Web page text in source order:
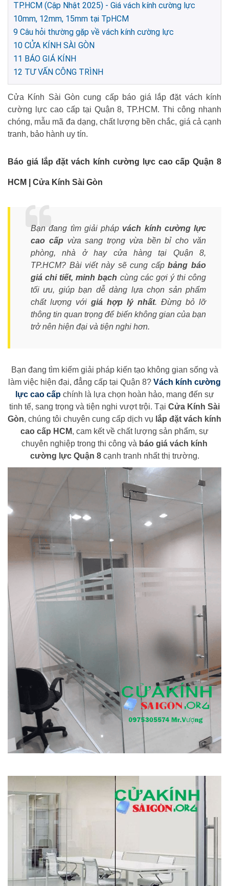
TP.HCM (Cập Nhật 2025) - Giá vách kính cường lực
10mm, 12mm, 15mm tại TpHCM
9 Câu hỏi thường gặp về vách kính cường lực
10 CỬA KÍNH SÀI GÒN
11 BÁO GIÁ KÍNH
12 TƯ VẤN CÔNG TRÌNH
Cửa Kính Sài Gòn cung cấp báo giá lắp đặt vách kính
cường lực cao cấp tại Quận 8, TP.HCM. Thi công nhanh
chóng, mẫu mã đa dạng, chất lượng bền chắc, giá cả cạnh
tranh, bảo hành uy tín.
Báo giá lắp đặt vách kính cường lực cao cấp Quận 8
HCM | Cửa Kính Sài Gòn
Bạn đang tìm giải pháp vách kính cường lực
cao cấpvừa sang trọng vừa bền bỉ cho văn
phòng, nhà ở hay cửa hàng tại Quận 8,
TP.HCM? Bài viết này sẽ cung cấpbảng báo
giá chi tiết, minh bạch cùng các gợi ý thi công
tối ưu, giúp bạn dễ dàng lựa chọn sản phẩm
chất lượng với giá hợp lý nhất. Đừng bỏ lỡ
thông tin quan trọng để biến không gian của bạn
trở nên hiện đại và tiện nghi hơn.
Bạn đang tìm kiếm giải pháp kiến tạo không gian sống và
làm việc hiện đại, đẳng cấp tại Quận 8? Vách kính cường
lực cao cấpchính là lựa chọn hoàn hảo, mang đến sự
tinh tế, sang trọng và tiện nghi vượt trội. Tại Cửa Kính Sài
Gòn, chúng tôi chuyên cung cấp dịch vụ lắp đặt vách kính
cao cấp HCM, cam kết về chất lượng sản phẩm, sự
chuyên nghiệp trong thi công và báo giá vách kính
cường lực Quận 8cạnh tranh nhất thị trường.